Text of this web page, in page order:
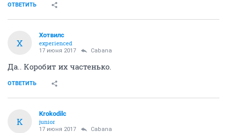
ОТВЕТИТЬ
Х
Хотвилс
experienced
17 июня 2017 Cabana
Да.. Коробит их частенько.
ОТВЕТИТЬ
K
Krokodilc
junior
17 июня 2017 Cabana